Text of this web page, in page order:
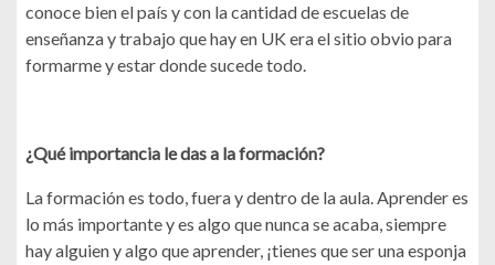
conoce bien el país y con la cantidad de escuelas de
enseñanza y trabajo que hay en UK era el sitio obvio para
formarme y estar donde sucede todo.
¿Qué importancia le das a la formación?
La formación es todo, fuera y dentro de la aula. Aprender es
lo más importante y es algo que nunca se acaba, siempre
hay alguien y algo que aprender, ¡tienes que ser una esponja